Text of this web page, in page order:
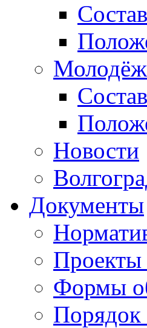
Состав
Состав
Новости
Документы
Проекты
Формы
Порядок